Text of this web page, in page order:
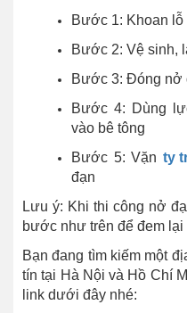
Bước 1: Khoan
Bước 2: Vệ sinh,
Bước 3: Đóng nở
Bước 4: Dùng
vào bê tông
Bước 5: Vặn ty t
đạn
Lưu ý: Khi thi công nở
bước như trên để đem lại
Bạn đang tìm kiếm một
tín tại Hà Nội và Hồ Chí
link dưới đây nhé: